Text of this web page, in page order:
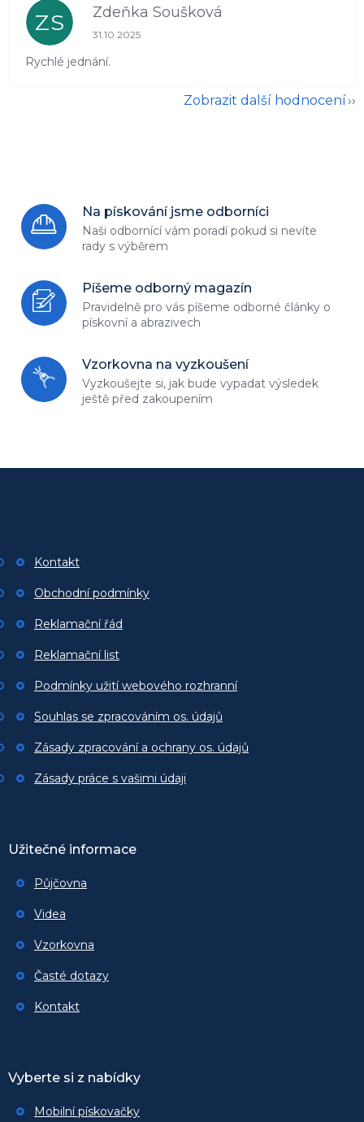
ZS Zdeňka Soušková
Hodnocení obchodu je 5 z 5 hvězdiček.
31.10.2025
Rychlé jednání.
Zobrazit další hodnocení
Na pískování jsme odborníci
Naši odbornící vám poradí pokud si nevíte
rady s výběrem
Píšeme odborný magazín
Pravidelně pro vás píšeme odborné články o
pískovní a abrazivech
Vzorkovna na vyzkoušení
Vyzkoušejte si, jak bude vypadat výsledek
ještě před zakoupením
í
Kontakt
Obchodní podmínky
Reklamační řád
Reklamační list
Podmínky užití webového rozhranní
Souhlas se zpracováním os. údajů
Zásady zpracování a ochrany os. údajů
Zásady práce s vašimi údaji
Užitečné informace
Půjčovna
Videa
Vzorkovna
Časté dotazy
Kontakt
Vyberte si z nabídky
Mobilní pískovačky